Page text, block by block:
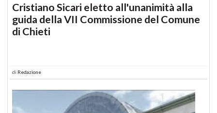
Cristiano Sicari eletto all'unanimità alla
guida della VII Commissione del Comune
di Chieti
di Redazione